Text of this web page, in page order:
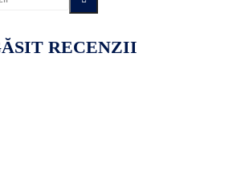
RECENZII